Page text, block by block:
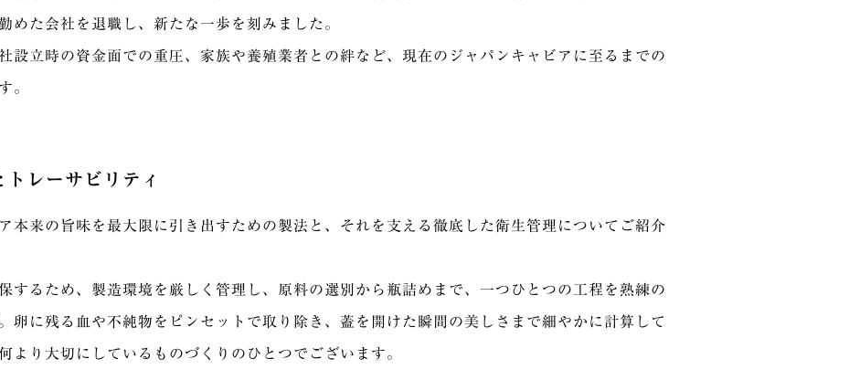
めた会社を退職し、新たな一歩を刻みました。
設立時の資金面での重圧、家族や養殖業者との絆など、現在のジャパンキャビアに至るまでの
。
レーサビリティ
本来の旨味を最大限に引き出すための製法と、それを支える徹底した衛生管理についてご紹介
するため、製造環境を厳しく管理し、原料の選別から瓶詰めまで、一つひとつの工程を熟練の
卵に残る血や不純物をピンセットで取り除き、蓋を開けた瞬間の美しさまで細やかに計算して
より大切にしているものづくりのひとつでございます。